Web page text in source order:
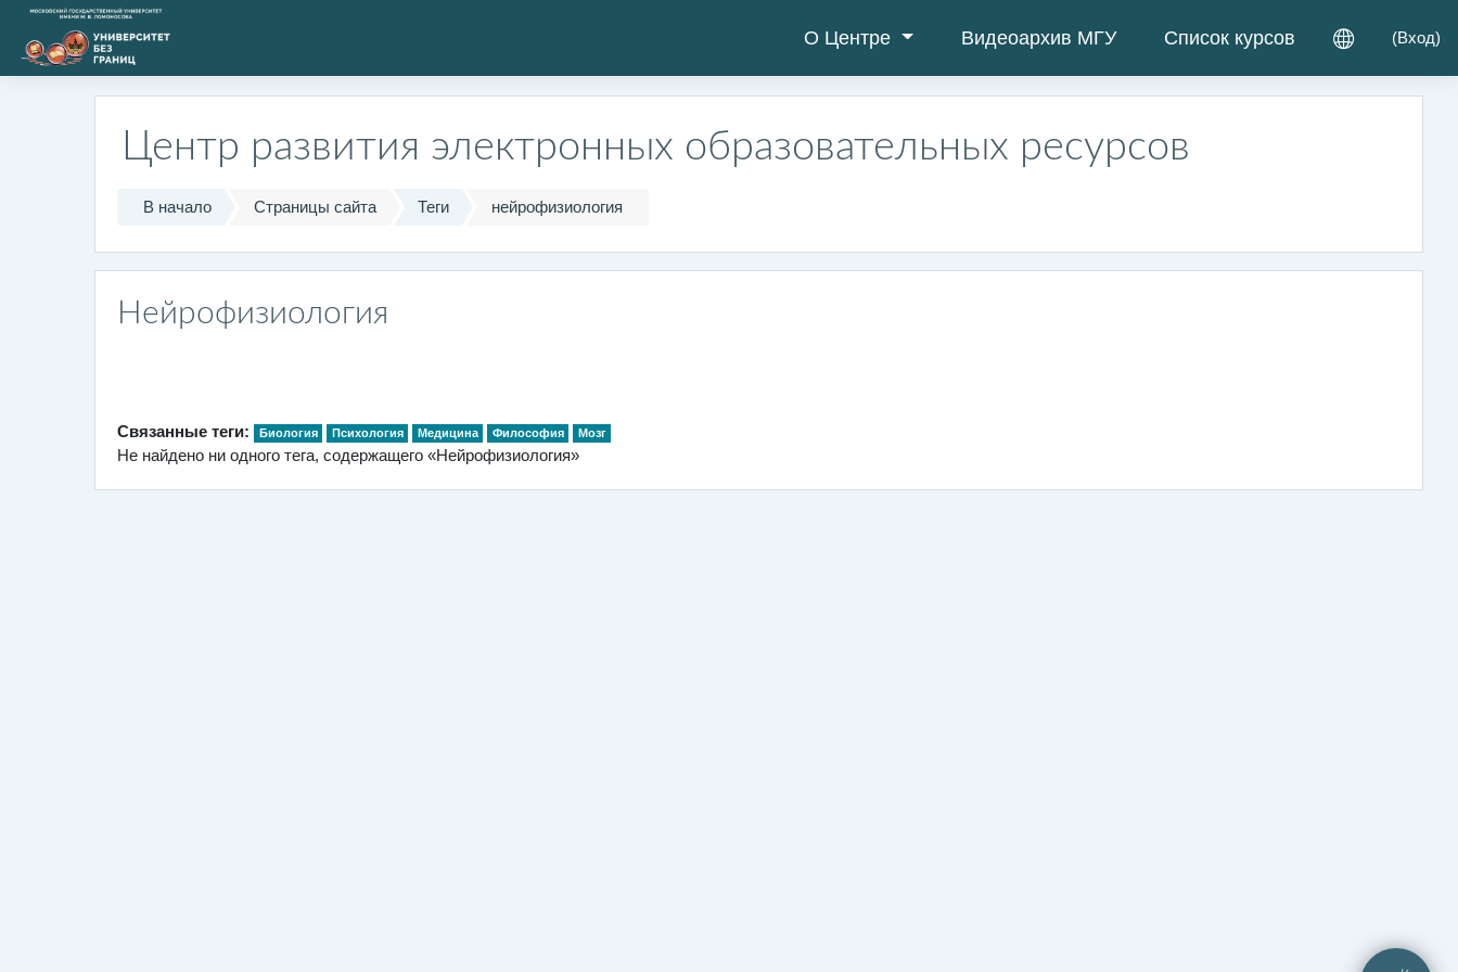
О Центре Видеоархив МГУ Список курсов (Вход)
Перейти к основному содержанию
Центр развития электронных образовательных ресурсов
В начало Страницы сайта Теги нейрофизиология
Нейрофизиология
Связанные теги: Биология Психология Медицина Философия Мозг
Не найдено ни одного тега, содержащего «Нейрофизиология»